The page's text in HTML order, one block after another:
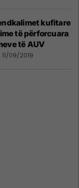
kufitare
të përforcuara
të AUV
11/09/2019